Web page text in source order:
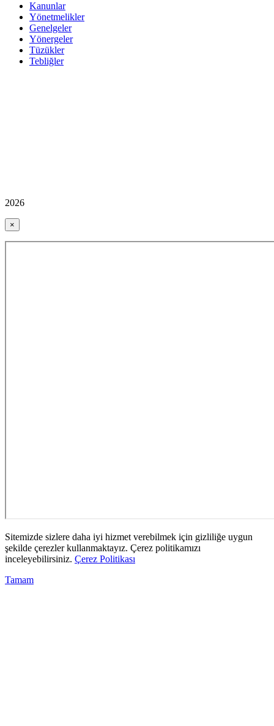
Kanunlar
Yönetmelikler
Genelgeler
Yönergeler
Tüzükler
Tebliğler
2026
×
Sitemizde sizlere daha iyi hizmet verebilmek için gizliliğe uygun
şekilde çerezler kullanmaktayız. Çerez politikamızı
inceleyebilirsiniz. Çerez Politikası
Tamam